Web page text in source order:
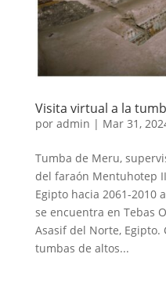
Visita virtual a la
por admin | Mar 31,
Tumba de Meru,
del faraón Mentuhotep
Egipto hacia 2061-2010
se encuentra en Tebas
Asasif del Norte, Egipto.
tumbas de altos...